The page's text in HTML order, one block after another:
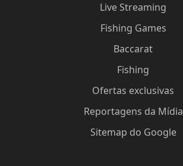
Live Streaming
Fishing Games
Baccarat
Fishing
Ofertas exclusivas
Reportagens da Mídia
Sitemap do Google